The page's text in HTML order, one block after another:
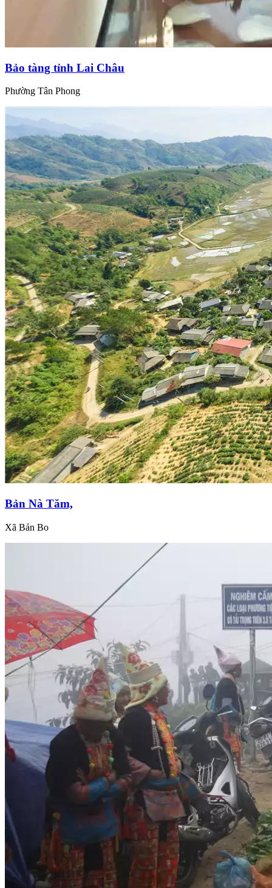
Bảo tàng tỉnh Lai Châu
Phường Tân Phong
Bản Nà Tăm,
Xã Bản Bo